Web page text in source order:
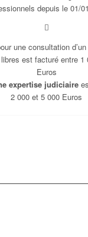
depuis le 01/
une consultation
est facturé entre 1
Euros
expertise judiciaire
2 000 et 5 000 Euros